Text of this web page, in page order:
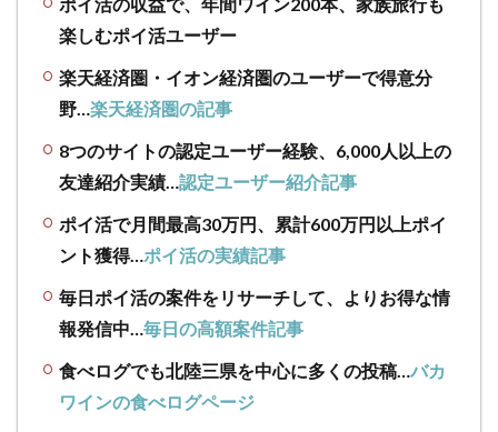
楽しむポイ活ユーザー
楽天経済圏・イオン経済圏のユーザーで得意分
野…楽天経済圏の記事
8つのサイトの認定ユーザー経験、6,000人以上の
友達紹介実績…認定ユーザー紹介記事
ポイ活で月間最高30万円、累計600万円以上ポイ
ント獲得…ポイ活の実績記事
毎日ポイ活の案件をリサーチして、よりお得な情
報発信中…毎日の高額案件記事
食べログでも北陸三県を中心に多くの投稿…バカ
ワインの食べログページ